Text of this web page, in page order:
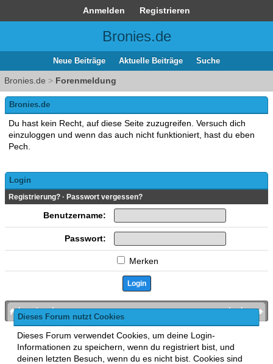
Anmelden Registrieren
Bronies.de
Neue Beiträge Aktuelle Beiträge Suche
Bronies.de > Forenmeldung
Dieses Forum nutzt Cookies
Dieses Forum verwendet Cookies, um deine Login-
Informationen zu speichern, wenn du registriert bist, und
deinen letzten Besuch, wenn du es nicht bist. Cookies sind
Bronies.de
Du hast kein Recht, auf diese Seite zuzugreifen. Versuch dich
einzuloggen und wenn das auch nicht funktioniert, hast du eben
Pech.
Login
Registrierung? · Passwort vergessen?
Benutzername:
Passwort:
Merken
nach oben
bronies.de
MyBB , mobile Fassung: MyBB GoMobile
Zur Desktop-Version wechseln
This forum usesLukasz TkaczMyBB addons.